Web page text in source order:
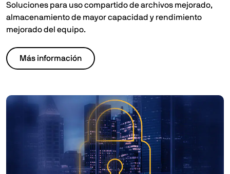
Soluciones para uso compartido de archivos mejorado,
almacenamiento de mayor capacidad y rendimiento
mejorado del equipo.
Más información